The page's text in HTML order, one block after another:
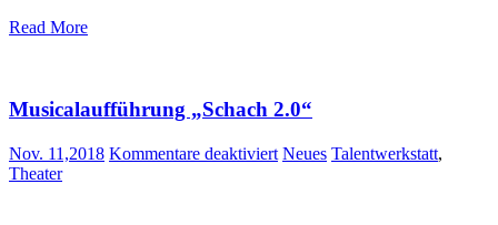
Read More
Musicalaufführung „Schach 2.0“
Nov. 11,2018 Kommentare deaktiviertfür
Neues Talentwerkstatt,
Theater